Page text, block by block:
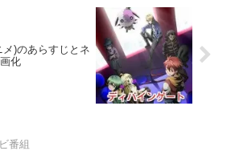
)のあらすじとネ
化
番組